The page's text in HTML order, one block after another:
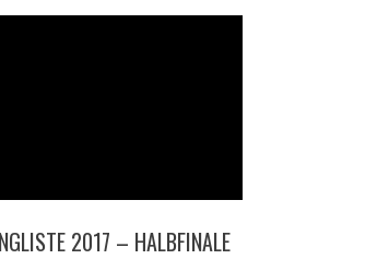
2017 – HALBFINALE